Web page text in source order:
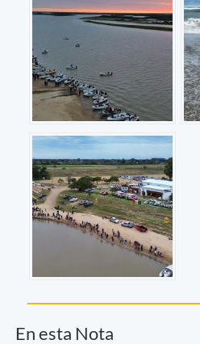
En esta Nota